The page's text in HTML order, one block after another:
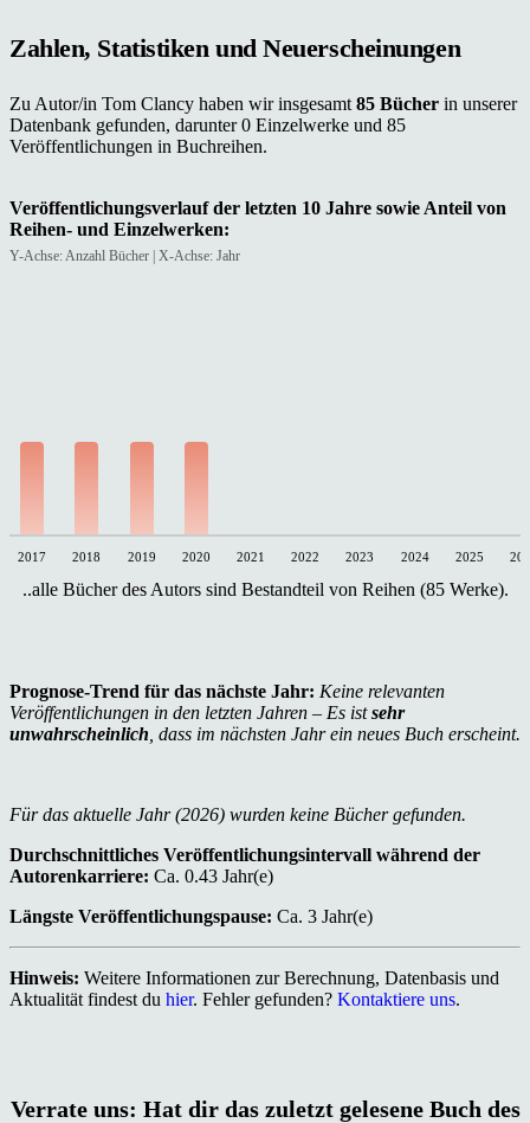
Zahlen, Statistiken und Neuerscheinungen
Zu Autor/in Tom Clancy haben wir insgesamt 85 Bücher in unserer
Datenbank gefunden, darunter 0 Einzelwerke und 85
Veröffentlichungen in Buchreihen.
Veröffentlichungsverlauf der letzten 10 Jahre sowie Anteil von
Reihen- und Einzelwerken:
Y-Achse: Anzahl Bücher | X-Achse: Jahr
2017 2018 2019 2020 2021 2022 2023 2024 2025
..alle Bücher des Autors sind Bestandteil von Reihen (85 Werke).
Prognose-Trend für das nächste Jahr: Keine relevanten
Veröffentlichungen in den letzten Jahren – Es istsehr
unwahrscheinlich , dass im nächsten Jahr ein neues Buch erscheint.
Für das aktuelle Jahr (2026) wurden keine Bücher gefunden.
Durchschnittliches Veröffentlichungsintervall während der
Autorenkarriere: Ca. 0.43 Jahr(e)
Längste Veröffentlichungspause: Ca. 3 Jahr(e)
Hinweis: Weitere Informationen zur Berechnung, Datenbasis und
Aktualität findest du hier. Fehler gefunden? Kontaktiere uns.
Verrate uns: Hat dir das zuletzt gelesene Buch des